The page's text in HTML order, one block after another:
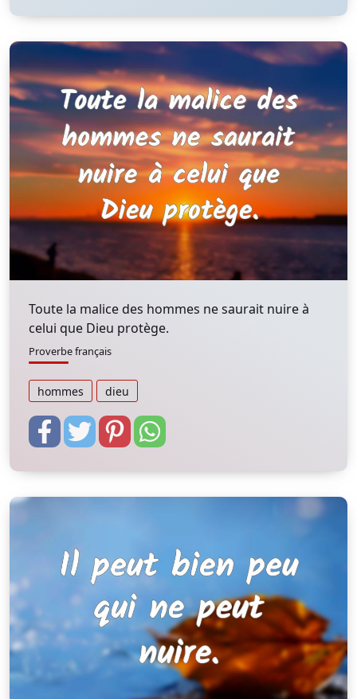
Toute la malice des hommes ne saurait nuire à
celui que Dieu protège.
Proverbe français
hommes dieu